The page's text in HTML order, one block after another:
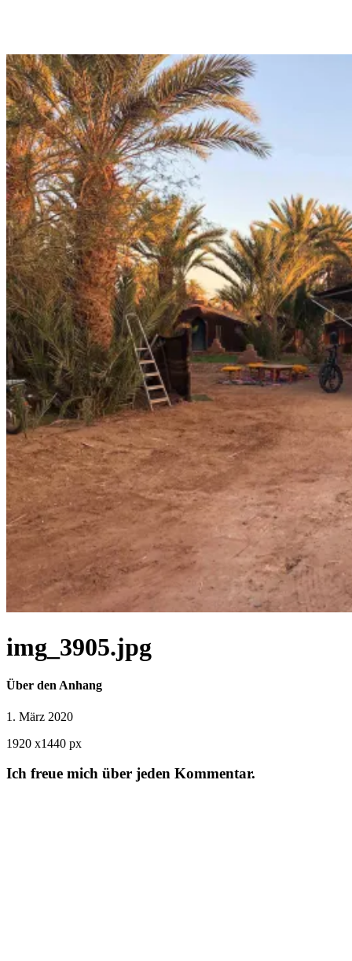
img_3905.jpg
Über den Anhang
1. März 2020
1920 x1440 px
Ich freue mich über jeden Kommentar.